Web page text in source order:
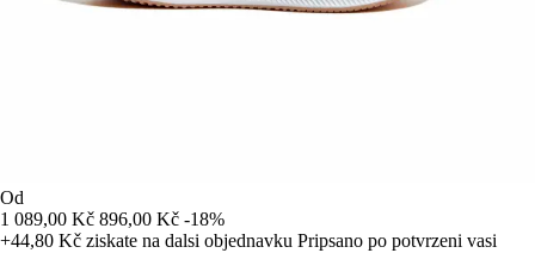
Od
1 089,00 Kč 896,00 Kč -18%
+44,80 Kč ziskate na dalsi objednavku Pripsano po potvrzeni vasi